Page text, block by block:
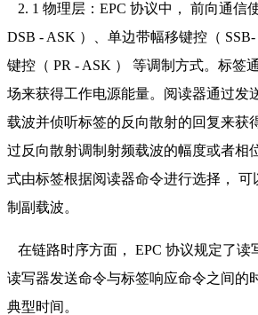
2. 1 物理层：EPC 协议中， 前向通信
DSB - ASK ）、单边带幅移键控（
键控（ PR - ASK ） 等调制方式。标签
场来获得工作电源能量。阅读器通过发
载波并侦听标签的反向散射的回复来获
过反向散射调制射频载波的幅度或者相
式由标签根据阅读器命令进行选择， 可
制副载波。
在链路时序方面， EPC 协议规定了读
读写器发送命令与标签响应命令之间的
典型时间。